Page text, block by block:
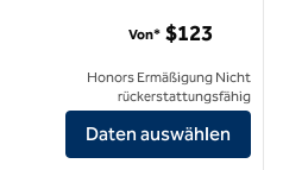
Hilton Woodland Sacramento
Von* $123
Honors Ermäßigung Nicht
rückerstattungsfähig
Daten auswählen